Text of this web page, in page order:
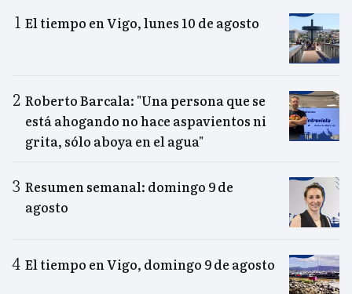
El tiempo en Vigo, lunes 10 de agosto
Roberto Barcala: "Una persona que se
está ahogando no hace aspavientos ni
grita, sólo aboya en el agua"
Resumen semanal: domingo 9 de
agosto
El tiempo en Vigo, domingo 9 de agosto